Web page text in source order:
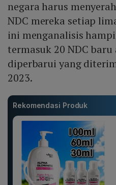
negara harus
NDC mereka setiap
ini menganalisis
termasuk 20 NDC
diperbarui yang
2023.
Rekomendasi Produk